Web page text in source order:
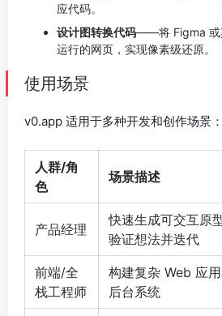
应代码。
设计图转换代码——将 Figma 或
运行的网页，实现像素级还原。
使用场景
v0.app 适用于多种开发和创作场景：
人群/角
色
场景描述
产品经理
快速生成可交互原
验证想法并迭代
前端/全
栈工程师
构建复杂 Web 应
后台系统